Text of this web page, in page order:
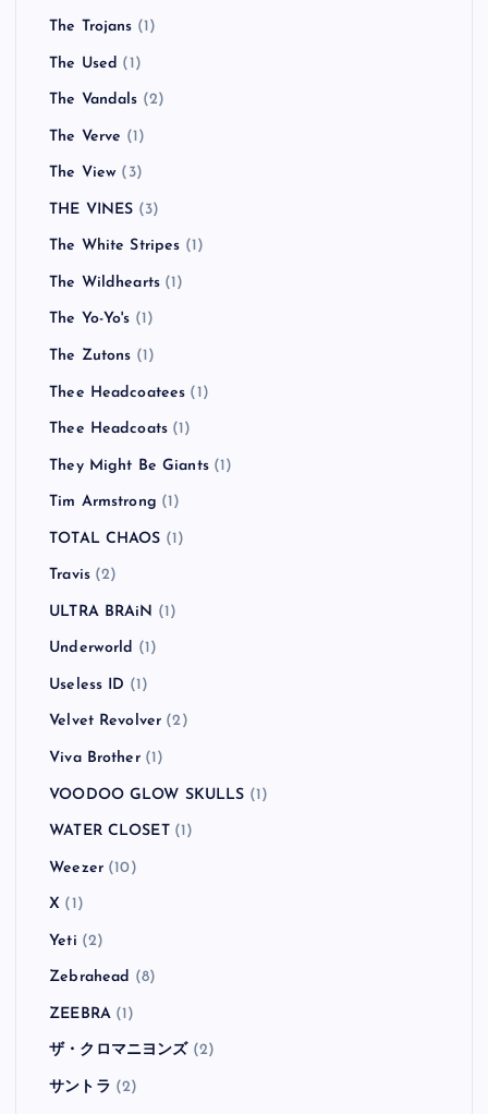
The Trojans (1)
The Used (1)
The Vandals (2)
The Verve (1)
The View (3)
THE VINES (3)
The White Stripes (1)
The Wildhearts (1)
The Yo-Yo's (1)
The Zutons (1)
Thee Headcoatees (1)
Thee Headcoats (1)
They Might Be Giants(1)
Tim Armstrong (1)
TOTAL CHAOS (1)
Travis(2)
ULTRA BRAiN (1)
Underworld (1)
Useless ID (1)
Velvet Revolver (2)
Viva Brother(1)
VOODOO GLOW SKULLS (1)
WATER CLOSET(1)
Weezer(10)
X (1)
Yeti (2)
Zebrahead (8)
ZEEBRA(1)
ザ・クロマニヨンズ (2)
サントラ (2)